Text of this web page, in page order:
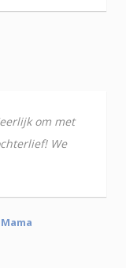
om met
We